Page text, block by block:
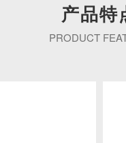
产品特
PRODUCT